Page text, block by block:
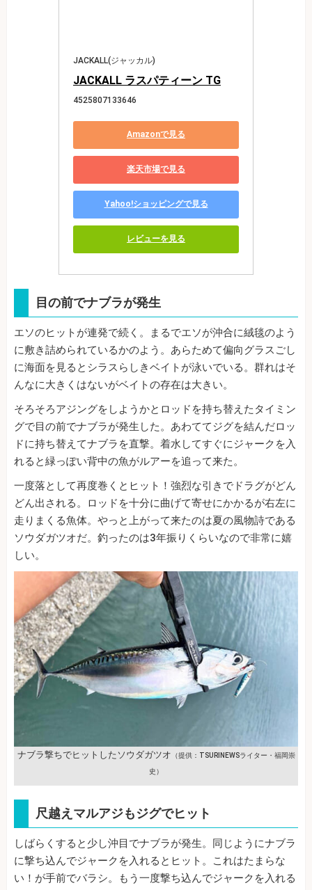
JACKALL(ジャッカル)
JACKALL ラスパティーン TG
4525807133646
Amazonで見る
楽天市場で見る
Yahoo!ショッピングで見る
レビューを見る
目の前でナブラが発生
エソのヒットが連発で続く。まるでエソが沖合に絨毯のよう
に敷き詰められているかのよう。あらためて偏向グラスごし
に海面を見るとシラスらしきベイトが泳いでいる。群れはそ
んなに大きくはないがベイトの存在は大きい。
そろそろアジングをしようかとロッドを持ち替えたタイミン
グで目の前でナブラが発生した。あわててジグを結んだロッ
ドに持ち替えてナブラを直撃。着水してすぐにジャークを入
れると緑っぽい背中の魚がルアーを追って来た。
一度落として再度巻くとヒット！強烈な引きでドラグがどん
どん出される。ロッドを十分に曲げて寄せにかかるが右左に
走りまくる魚体。やっと上がって来たのは夏の風物詩である
ソウダガツオだ。釣ったのは3年振りくらいなので非常に嬉
しい。
ナブラ撃ちでヒットしたソウダガツオ （提供：TSURINEWSライター・福岡崇
史）
尺越えマルアジもジグでヒット
しばらくすると少し沖目でナブラが発生。同じようにナブラ
に撃ち込んでジャークを入れるとヒット。これはたまらな
い！が手前でバラシ。もう一度撃ち込んでジャークを入れる